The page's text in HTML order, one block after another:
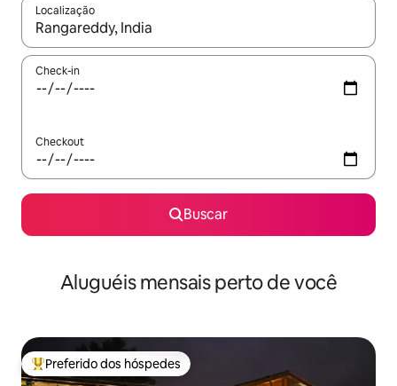
Localização
Quando os resultados estiverem disponíveis, explore-os
Check-in
Checkout
Buscar
Aluguéis mensais perto de você
Entre os melhores preferidos dos hóspedes
Preferido dos hóspedes